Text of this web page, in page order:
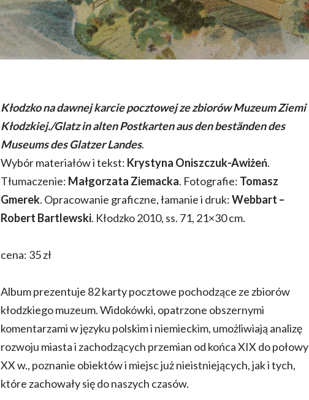
Kłodzko na dawnej karcie pocztowej ze zbiorów Muzeum Ziemi
Kłodzkiej./Glatz in alten Postkarten aus den beständen des
Museums des Glatzer Landes.
Wybór materiałów i tekst: Krystyna Oniszczuk-Awiżeń.
Tłumaczenie: Małgorzata Ziemacka. Fotografie: Tomasz
Gmerek. Opracowanie graficzne, łamanie i druk:Webbart –
Robert Bartlewski. Kłodzko 2010, ss. 71, 21×30 cm.
cena: 35 zł
Album prezentuje 82 karty pocztowe pochodzące ze zbiorów
kłodzkiego muzeum. Widokówki, opatrzone obszernymi
komentarzami w języku polskim i niemieckim, umożliwiają analizę
rozwoju miasta i zachodzących przemian od końca XIX do połowy
XX w., poznanie obiektów i miejsc już nieistniejących, jak i tych,
które zachowały się do naszych czasów.